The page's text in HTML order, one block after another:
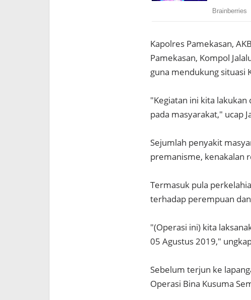
Kapolres Pamekasan,
Pamekasan, Kompol
guna mendukung situasi
"Kegiatan ini kita
pada masyarakat," ucap
Sejumlah penyakit
premanisme, kenakalan
Termasuk pula
terhadap perempuan
"(Operasi ini) kita
05 Agustus 2019,"
Sebelum terjun ke
Operasi Bina Kusuma